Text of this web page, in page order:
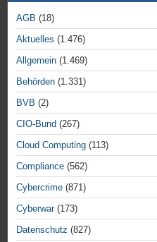
AGB (18)
Aktuelles (1.476)
Allgemein (1.469)
Behörden (1.331)
BVB (2)
CIO-Bund (267)
Cloud Computing (113)
Compliance (562)
Cybercrime (871)
Cyberwar(173)
Datenschutz (827)